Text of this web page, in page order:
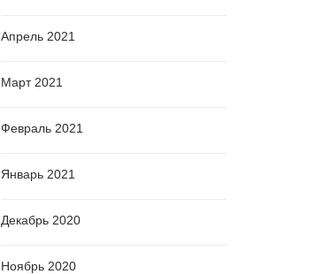
Апрель 2021
Март 2021
Февраль 2021
Январь 2021
Декабрь 2020
Ноябрь 2020